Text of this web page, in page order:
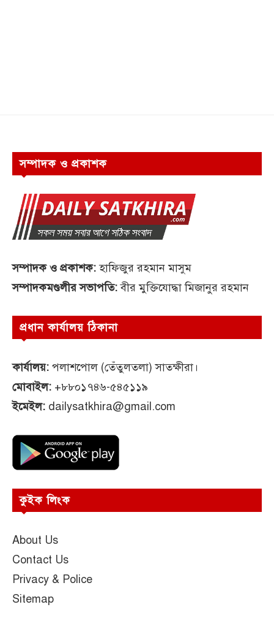
সম্পাদক ও প্রকাশক
সম্পাদক ও প্রকাশক:হাফিজুর রহমান মাসুম
সম্পাদকমণ্ডলীর সভাপতি:বীর মুক্তিযোদ্ধা মিজানুর রহমান
প্রধান কার্যালয় ঠিকানা
কার্যালয়: পলাশপোল (তেঁতুলতলা) সাতক্ষীরা।
মোবাইল: +৮৮০১৭৪৬-৫৪৫১১৯
ইমেইল: dailysatkhira@gmail.com
কুইক লিংক
About Us
Contact Us
Privacy & Police
Sitemap